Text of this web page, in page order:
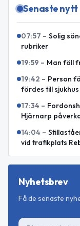
Senaste nytt
07:57 – Solig
rubriker
19:59 – Man föll
19:42 – Person
fördes till sjukhus
17:34 –
Hjärnarp
14:04 –
vid trafikplats
Nyhetsbrev
Få de senaste